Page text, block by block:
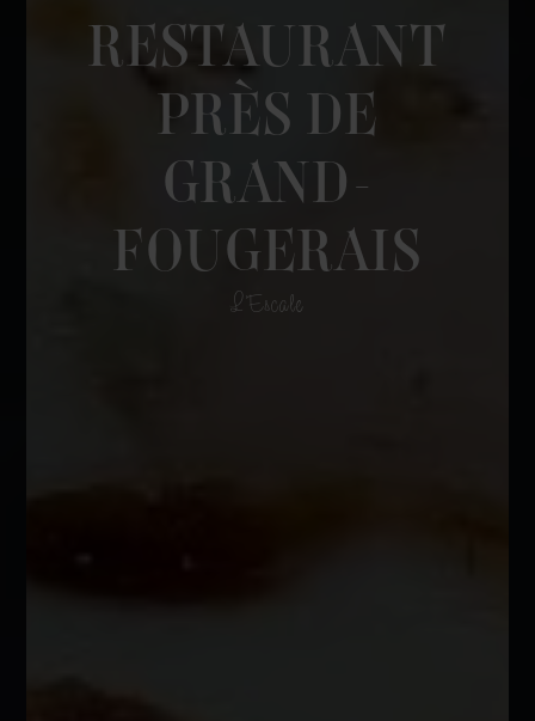
RESTAURANT
PRÈS DE
GRAND-
FOUGERAIS
L'Escale